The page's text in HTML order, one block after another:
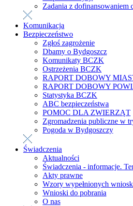
Zadania z dofinansowaniem
Komunikacja
Bezpieczeństwo
Zgłoś zagrożenie
Dbamy o Bydgoszcz
Komunikaty BCZK
Ostrzeżenia BCZK
RAPORT DOBOWY
RAPORT DOBOWY
Statystyka BCZK
ABC bezpieczeństwa
POMOC DLA ZWIERZĄT
Zgromadzenia publiczne w
Pogoda w Bydgoszczy
Świadczenia
Aktualności
Świadczenia - informacje.
Akty prawne
Wzory wypełnionych
Wnioski do pobrania
O nas